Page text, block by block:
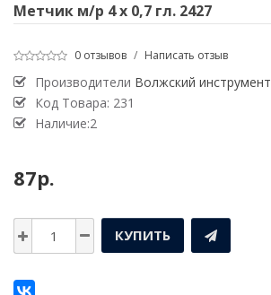
Метчик м/р 4 х 0,7 гл. 2427
0 отзывов / Написать отзыв
Производители Волжский инструмент
Код Товара: 231
Наличие:2
87р.
КУПИТЬ